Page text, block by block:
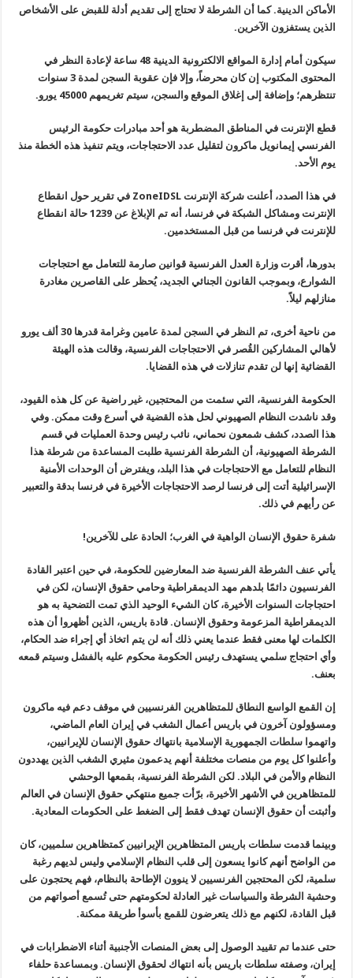
الأماكن الدينية. كما أن الشرطة لا تحتاج إلى تقديم أدلة للقبض على الأشخاص
الذين يستفزون الآخرين.
سيكون أمام إدارة المواقع الالكترونية الدينية 48 ساعة لإعادة النظر في
المحتوى المكتوب إن كان محرضاً، وإلا فإن عقوبة السجن لمدة 3 سنوات
تنتظرهم؛ وإضافة إلى إغلاق الموقع والسجن، سيتم تغريمهم 45000 يورو
.
قطع الإنترنت في المناطق المضطربة هو أحد مبادرات حكومة الرئيس
الفرنسي إيمانويل ماكرون لتقليل عدد الاحتجاجات، ويتم تنفيذ هذه الخطة منذ
يوم الأحد.
في هذا الصدد، أعلنت شركة الإنترنت ZoneIDSLفي تقرير حول انقطاع
الإنترنت ومشاكل الشبكة في فرنسا، أنه تم الإبلاغ عن 1239 حالة انقطاع
للإنترنت في فرنسا من قبل المستخدمين.
بدورها، أقرت وزارة العدل الفرنسية قوانين صارمة للتعامل مع احتجاجات
الشوارع، وبموجب القانون الجنائي الجديد، يُحظر على القاصرين مغادرة
منازلهم ليلاً.
من ناحية أخرى، تم النظر في السجن لمدة عامين وغرامة قدرها 30 ألف يورو
لأهالي المشاركين القُصر في الاحتجاجات الفرنسية، وقالت هذه الهيئة
القضائية إنها لن تقدم تنازلات في هذه القضايا.
الحكومة الفرنسية، التي سئمت من المحتجين، غير راضية عن كل هذه القيود،
وقد ناشدت النظام الصهيوني لحل هذه القضية في أسرع وقت ممكن. وفي
هذا الصدد، كشف شمعون نحماني، نائب رئيس وحدة العمليات في قسم
الشرطة الصهيونية، أن الشرطة الفرنسية طلبت المساعدة من شرطة هذا
النظام للتعامل مع الاحتجاجات في هذا البلد، ويفترض أن الوحدات الأمنية
الإسرائيلية أتت إلى فرنسا لرصد الاحتجاجات الأخيرة في فرنسا بدقة والتعبير
عن رأيهم في ذلك.
شفرة حقوق الإنسان الواهية في الغرب؛ الحادة على للآخرين!
يأتي عنف الشرطة الفرنسية ضد المعارضين للحكومة، في حين اعتبر القادة
الفرنسيون دائمًا بلدهم مهد الديمقراطية وحامي حقوق الإنسان، لكن في
احتجاجات السنوات الأخيرة، كان الشيء الوحيد الذي تمت التضحية به هو
الديمقراطية المزعومة وحقوق الإنسان. قادة باريس، الذين أظهروا أن هذه
الكلمات لها معنى فقط عندما يعني ذلك أنه لن يتم اتخاذ أي إجراء ضد الحكام،
وأي احتجاج سلمي يستهدف رئيس الحكومة محكوم عليه بالفشل وسيتم قمعه
بعنف.
إن القمع الواسع النطاق للمتظاهرين الفرنسيين في موقف دعم فيه ماكرون
ومسؤولون آخرون في باريس أعمال الشغب في إيران العام الماضي،
واتهموا سلطات الجمهورية الإسلامية بانتهاك حقوق الإنسان للإيرانيين،
وأعلنوا كل يوم من منصات مختلفة أنهم يدعمون مثيري الشغب الذين يهددون
النظام والأمن في البلاد. لكن الشرطة الفرنسية، بقمعها الوحشي
للمتظاهرين في الأشهر الأخيرة، برّأت جميع منتهكي حقوق الإنسان في العالم
وأثبتت أن حقوق الإنسان تهدف فقط إلى الضغط على الحكومات المعادية.
وبينما قدمت سلطات باريس المتظاهرين الإيرانيين كمتظاهرين سلميين، كان
من الواضح أنهم كانوا يسعون إلى قلب النظام الإسلامي وليس لديهم رغبة
سلمية، لكن المحتجين الفرنسيين لا ينوون الإطاحة بالنظام، فهم يحتجون على
وحشية الشرطة والسياسات غير العادلة لحكومتهم حتى تُسمع أصواتهم من
قبل القادة، لكنهم مع ذلك يتعرضون للقمع بأسوأ طريقة ممكنة.
حتى عندما تم تقييد الوصول إلى بعض المنصات الأجنبية أثناء الاضطرابات في
إيران، وصفته سلطات باريس بأنه انتهاك لحقوق الإنسان. وبمساعدة حلفاء